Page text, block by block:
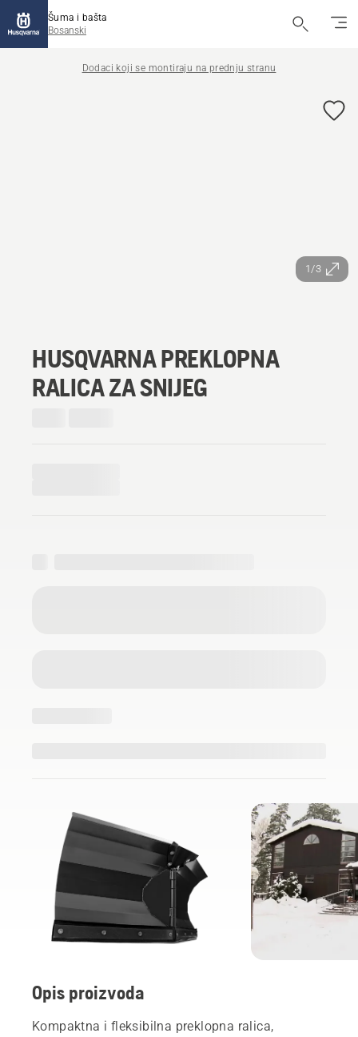
Šuma i bašta
Bosanski
Dodaci koji se montiraju na prednju stranu
1/3
HUSQVARNA PREKLOPNA
RALICA ZA SNIJEG
Opis proizvoda
Kompaktna i fleksibilna preklopna ralica,